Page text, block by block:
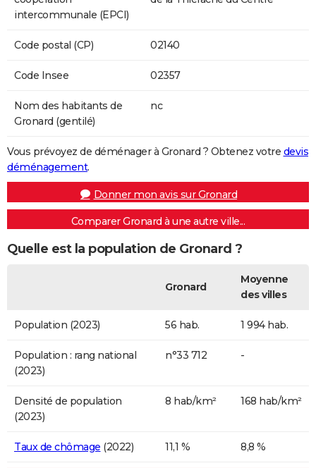
intercommunale (EPCI)
Code postal (CP) 02140
Code Insee 02357
Nom des habitants de
Gronard (gentilé)
nc
Vous prévoyez de déménager à Gronard ? Obtenez votre devis
déménagement.
Donner mon avis sur Gronard
Comparer Gronard à une autre ville...
Quelle est la population de Gronard ?
Gronard
Moyenne
des villes
Population (2023) 56 hab. 1 994 hab.
Population : rang national
(2023)
n°33 712 -
Densité de population
(2023)
8 hab/km² 168 hab/km²
Taux de chômage (2022) 11,1 % 8,8 %